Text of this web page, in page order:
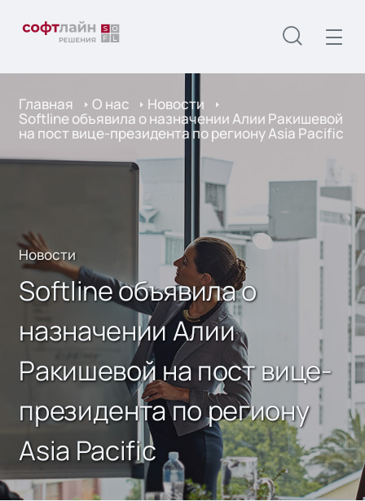
Главная О нас Новости
Softline объявила о назначении Алии Ракишевой
на пост вице-президента по региону Asia Pacific
Новости
Softline объявила о
назначении Алии
Ракишевой на пост вице-
президента по региону
Asia Pacific